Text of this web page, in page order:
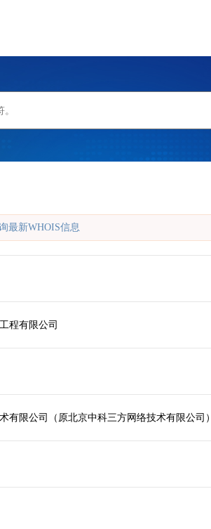
最新WHOIS信息
程有限公司
有限公司（原北京中科三方网络技术有限公司）